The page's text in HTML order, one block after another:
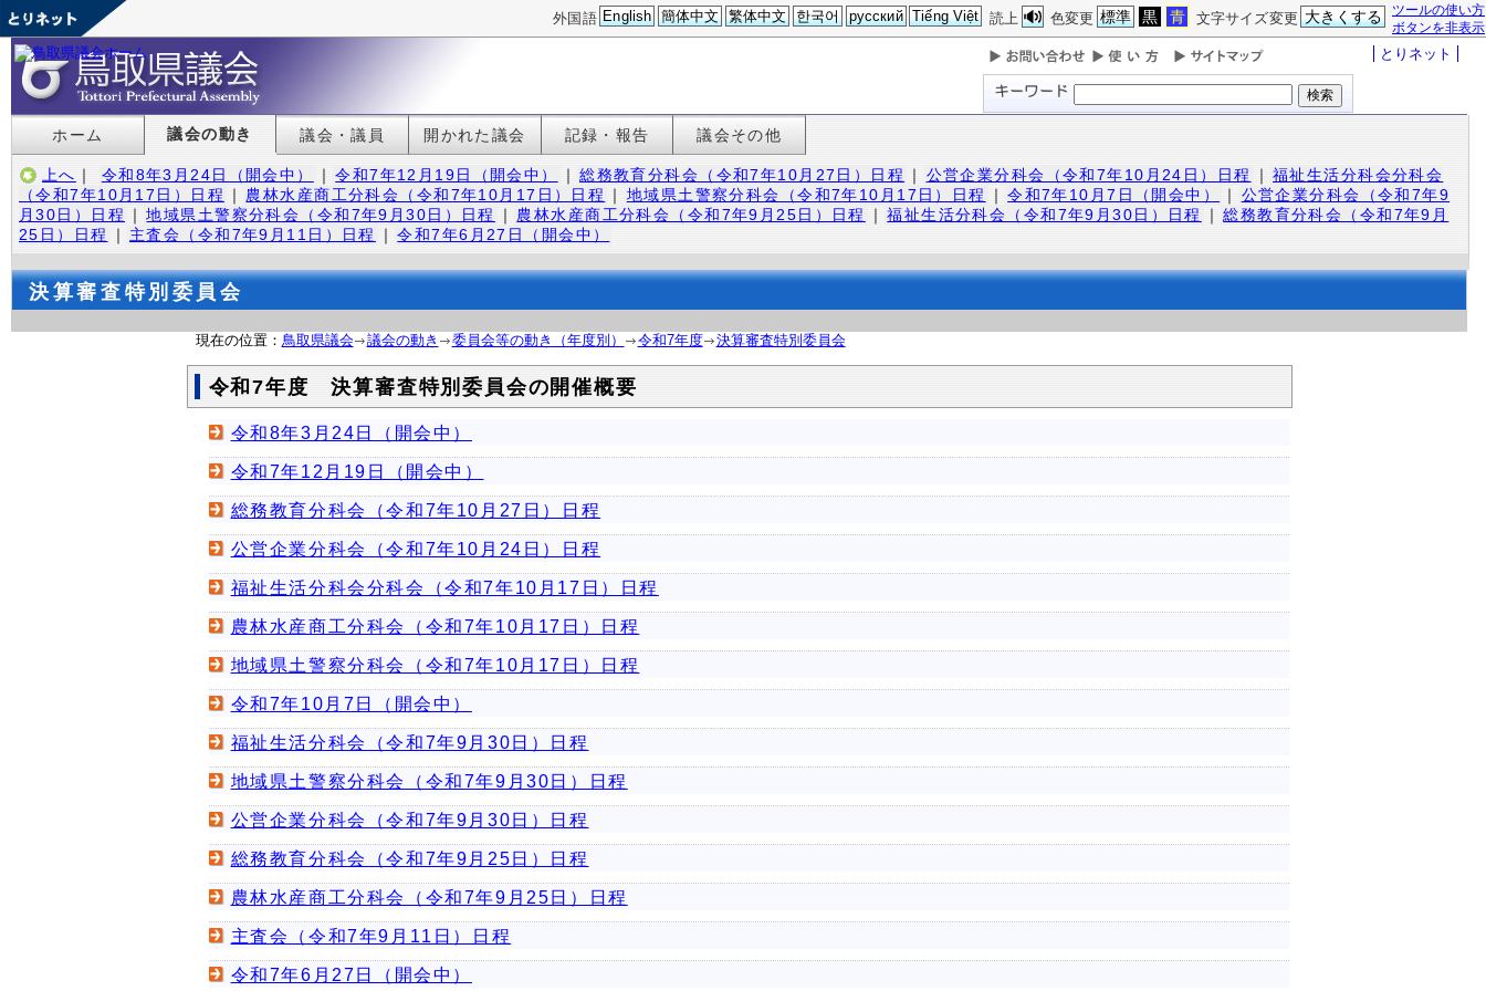
ツールの使い方
ボタンを非表示
文字サイズ変更 大きくする
色変更 標準 黒 青
読上
外国語 English 簡体中文 繁体中文 한국어 русский Tiếng Việt
とりネット
ホーム 議会の動き 議会・議員 開かれた議会 記録・報告 議会その他
上へ ｜ 令和8年3月24日（開会中） ｜ 令和7年12月19日（開会中） ｜ 総務教育分科会（令和7年10月27日）日程 ｜ 公営企業分科会（令和7年10月24日）日程 ｜ 福祉生活分科会分科会
（令和7年10月17日）日程
｜ 農林水産商工分科会（令和7年10月17日）日程 ｜ 地域県土警察分科会（令和7年10月17日）日程 ｜ 令和7年10月7日（開会中） ｜
公営企業分科会（令和7年9
月30日）日程
｜ 地域県土警察分科会（令和7年9月30日）日程 ｜ 農林水産商工分科会（令和7年9月25日）日程 ｜ 福祉生活分科会（令和7年9月30日）日程 ｜ 総務教育分科会（令和7年9月
25日）日程
｜ 主査会（令和7年9月11日）日程 ｜ 令和7年6月27日（開会中）
決算審査特別委員会
現在の位置： 鳥取県議会 議会の動き 委員会等の動き（年度別） 令和7年度 決算審査特別委員会
令和7年度 決算審査特別委員会の開催概要
令和8年3月24日（開会中）
令和7年12月19日（開会中）
総務教育分科会（令和7年10月27日）日程
公営企業分科会（令和7年10月24日）日程
福祉生活分科会分科会（令和7年10月17日）日程
農林水産商工分科会（令和7年10月17日）日程
地域県土警察分科会（令和7年10月17日）日程
令和7年10月7日（開会中）
福祉生活分科会（令和7年9月30日）日程
地域県土警察分科会（令和7年9月30日）日程
公営企業分科会（令和7年9月30日）日程
総務教育分科会（令和7年9月25日）日程
農林水産商工分科会（令和7年9月25日）日程
主査会（令和7年9月11日）日程
令和7年6月27日（開会中）